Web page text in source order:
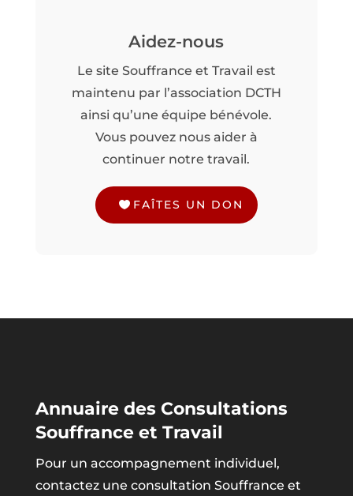
Aidez-nous
Le site Souffrance et Travail est
maintenu par l’association DCTH
ainsi qu’une équipe bénévole.
Vous pouvez nous aider à
continuer notre travail.
FAÎTES UN DON
Annuaire des Consultations
Souffrance et Travail
Pour un accompagnement individuel,
contactez une consultation Souffrance et